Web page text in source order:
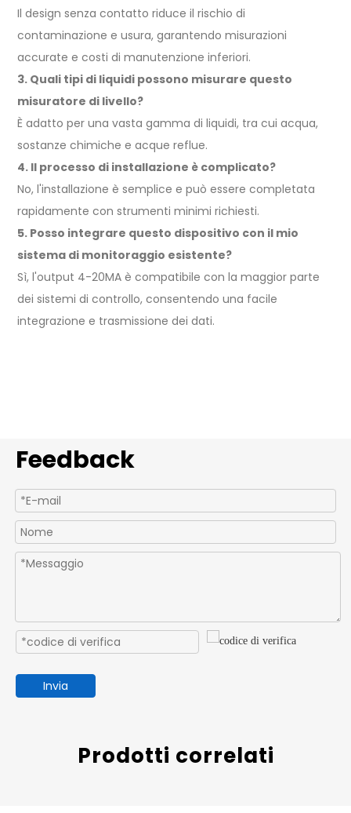
Il design senza contatto riduce il rischio di
contaminazione e usura, garantendo misurazioni
accurate e costi di manutenzione inferiori.
3. Quali tipi di liquidi possono misurare questo
misuratore di livello?
È adatto per una vasta gamma di liquidi, tra cui acqua,
sostanze chimiche e acque reflue.
4. Il processo di installazione è complicato?
No, l'installazione è semplice e può essere completata
rapidamente con strumenti minimi richiesti.
5. Posso integrare questo dispositivo con il mio
sistema di monitoraggio esistente?
Sì, l'output 4-20MA è compatibile con la maggior parte
dei sistemi di controllo, consentendo una facile
integrazione e trasmissione dei dati.
Feedback
Invia
Prodotti correlati